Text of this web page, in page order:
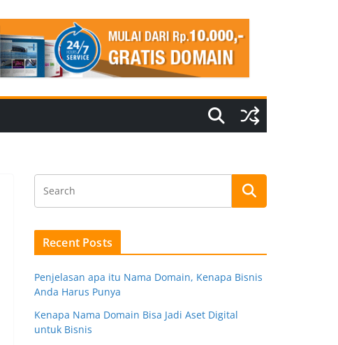
Recent Posts
Penjelasan apa itu Nama Domain, Kenapa Bisnis
Anda Harus Punya
Kenapa Nama Domain Bisa Jadi Aset Digital
untuk Bisnis